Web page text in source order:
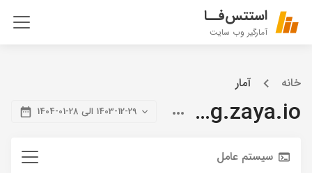
استتس‌فــا
آمارگیر وب سایت
خانه آمار
blog.zaya.io 1403-12-29 الی 28-01-1404
سیستم عامل